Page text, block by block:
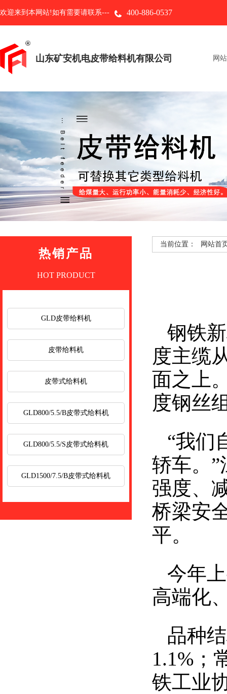
欢迎来到本网站!如有需要请联系--- 400-886-0537
山东矿安机电皮带给料机有限公司 网
热销产品
HOT PRODUCT
GLD皮带给料机
皮带给料机
皮带式给料机
GLD800/5.5/B皮带式给料机
GLD800/5.5/S皮带式给料机
GLD1500/7.5/B皮带式给料机
当前位置： 网站首
钢铁
度主缆
面之上
度钢丝
“我们
轿车。
强度、
桥梁安
平。
今年
高端化
品种
1.1%；
铁工业